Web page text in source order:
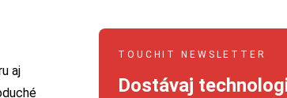
aj
TOUCHIT NEWSLETTER
Dostávaj